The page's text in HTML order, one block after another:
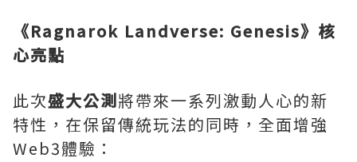
《Ragnarok Landverse: Genesis》核
心亮點
此次盛大公測將帶來一系列激動人心的新
特性，在保留傳統玩法的同時，全面增強
Web3體驗：